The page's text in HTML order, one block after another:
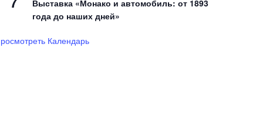
Выставка «Монако и автомобиль: от 1893
года до наших дней»
Календарь